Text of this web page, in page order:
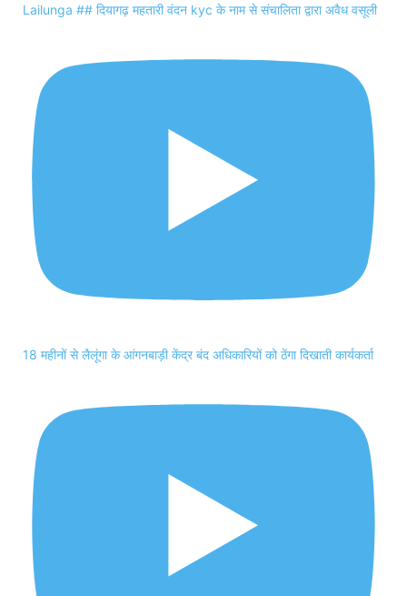
Lailunga ## दियागढ़ महतारी वंदन kyc के नाम से संचालिता द्वारा अवैध वसूली
18 महीनों से लैलूंगा के आंगनबाड़ी केंद्र बंद अधिकारियों को ठेंगा दिखाती कार्यकर्ता